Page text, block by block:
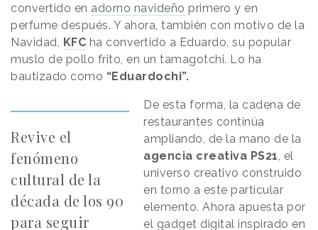
convertido en adorno navideño primero y en
perfume después. Y ahora, también con motivo de la
Navidad, KFC ha convertido a Eduardo, su popular
muslo de pollo frito, en un tamagotchi. Lo ha
bautizado como “Eduardochi”.
Revive el
fenómeno
cultural de la
década de los 90
para seguir
De esta forma, la cadena de
restaurantes continúa
ampliando, de la mano de la
agencia creativa PS21 , el
universo creativo construido
en torno a este particular
elemento. Ahora apuesta por
el gadget digital inspirado en